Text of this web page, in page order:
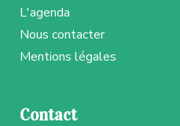
L'agenda
Nous contacter
Mentions légales
Contact